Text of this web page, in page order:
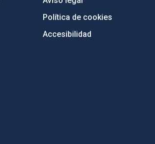
Política de cookies
Accesibilidad